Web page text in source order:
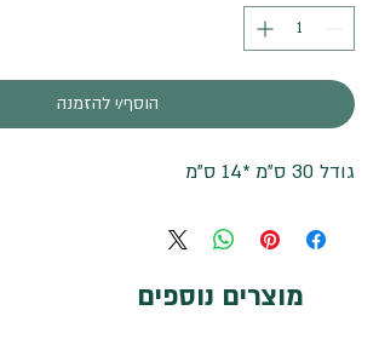
הוסף/י להזמנה
גודל 30 ס"מ *14 ס"מ
מוצרים נוספים